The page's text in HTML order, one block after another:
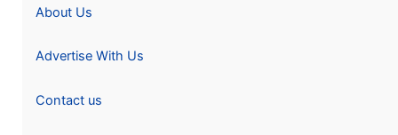
About Us
Advertise With Us
Contact us